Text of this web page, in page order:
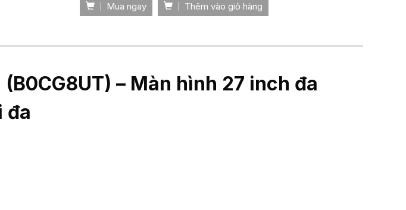
Mua ngay Thêm vào giỏ hàng
– Màn hình 27 inch đa
đa